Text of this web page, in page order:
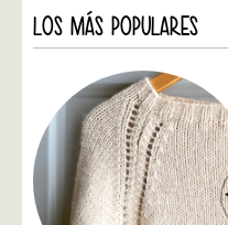
LOS MÁS POPULARES